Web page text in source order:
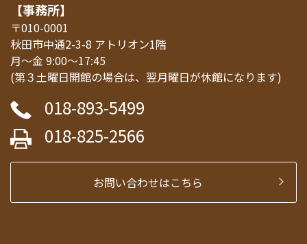
【事務所】
〒010-0001
秋田市中通2-3-8 アトリオン1階
月～金 9:00～17:45
(第３土曜日開館の場合は、翌月曜日が休館になります)
018-893-5499
018-825-2566
お問い合わせはこちら